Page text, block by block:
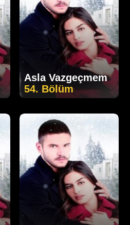
Asla Vazgeçmem
54. Bölüm